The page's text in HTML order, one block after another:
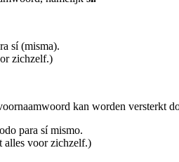
sí (misma).
zichzelf.)
kan worden versterkt
para sí mismo.
alles voor zichzelf.)